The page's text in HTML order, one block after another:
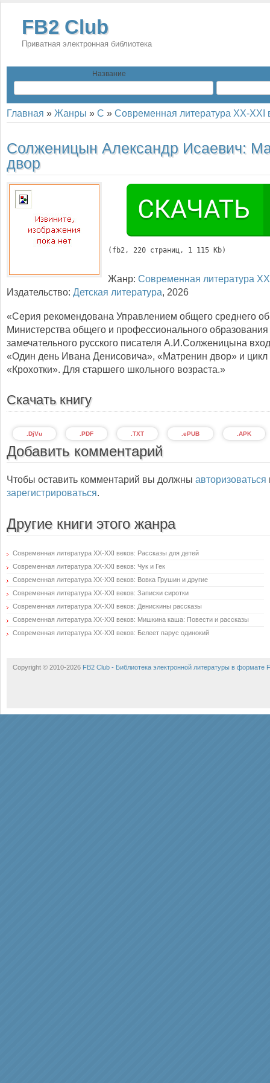
FB2 Club
Приватная электронная библиотека
Название
Главная » Жанры » С » Современная литература XX-XXI
Солженицын Александр Исаевич:
двор
( fb2, 220 страниц, 1 115 Kb)
Жанр: Современная литература
Издательство: Детская литература, 2026
«Серия рекомендована Управлением общего среднего
Министерства общего и профессионального
замечательного русского писателя А.И.Солженицына
«Один день Ивана Денисовича», «Матренин двор» и
«Крохотки». Для старшего школьного возраста.»
Скачать книгу
.APK
.ePUB
.TXT
.PDF
.DjVu
Добавить комментарий
Чтобы оставить комментарий вы должны авторизоваться
зарегистрироваться.
Другие книги этого жанра
Современная литература XX-XXI веков: Рассказы для детей
Современная литература XX-XXI веков: Чук и Гек
Современная литература XX-XXI веков: Вовка Грушин и другие
Современная литература XX-XXI веков: Записки сиротки
Современная литература XX-XXI веков: Денискины рассказы
Современная литература XX-XXI веков: Мишкина каша: Повести и рассказы
Современная литература XX-XXI веков: Белеет парус одинокий
Copyright © 2010-2026 FB2 Club - Библиотека электронной литературы в формате